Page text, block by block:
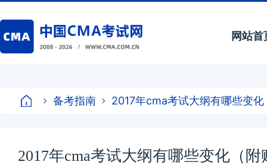
网站首
备考指南 2017年cma考试大纲有哪些变
2017年cma考试大纲有哪些变化（